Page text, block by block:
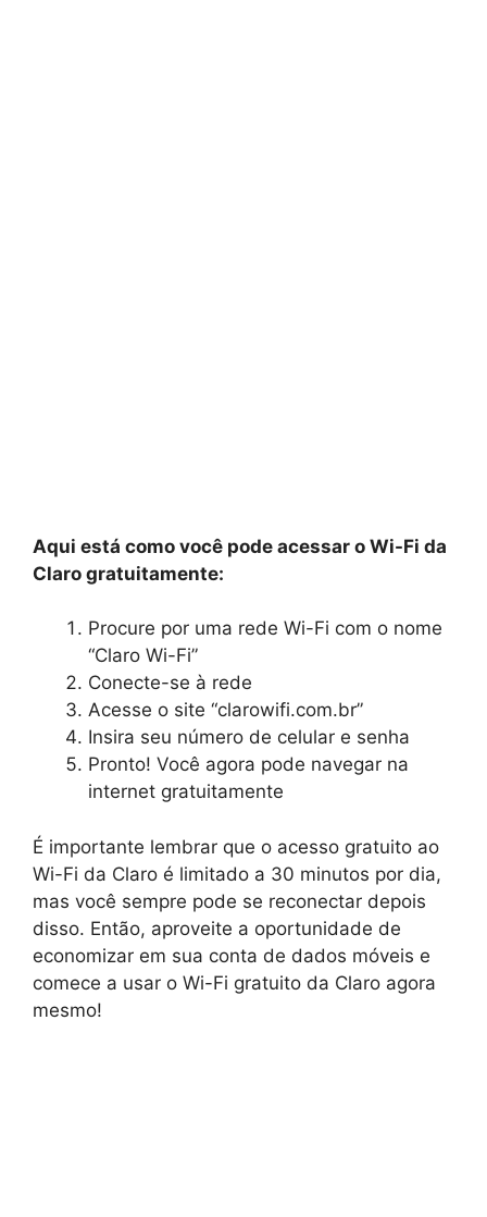
Aqui está como você pode acessar o Wi-Fi da
Claro gratuitamente:
Procure por uma rede Wi-Fi com o nome
“Claro Wi-Fi”
Conecte-se à rede
Acesse o site “clarowifi.com.br”
Insira seu número de celular e senha
Pronto! Você agora pode navegar na
internet gratuitamente
É importante lembrar que o acesso gratuito ao
Wi-Fi da Claro é limitado a 30 minutos por dia,
mas você sempre pode se reconectar depois
disso. Então, aproveite a oportunidade de
economizar em sua conta de dados móveis e
comece a usar o Wi-Fi gratuito da Claro agora
mesmo!